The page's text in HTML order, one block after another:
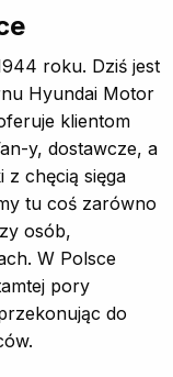
roku. Dziś jest
Hyundai Motor
klientom
y, dostawcze, a
z chęcią sięga
tu coś zarówno
osób,
W Polsce
pory
do